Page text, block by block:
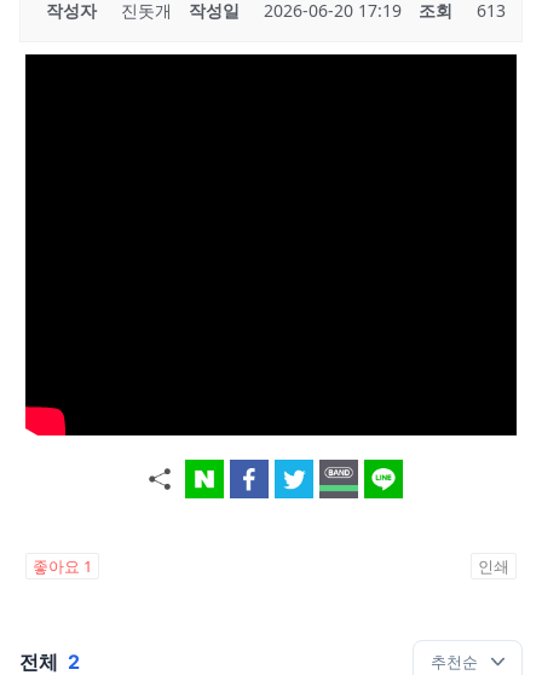
작성자 진돗개 작성일 2026-06-20 17:19 조회 613
좋아요 1 인쇄
전체 2